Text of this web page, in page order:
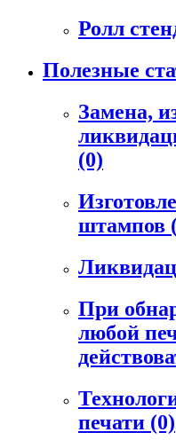
Ролл
Полезные
Замена,
(0)
штампов
При
любой
печати (0)